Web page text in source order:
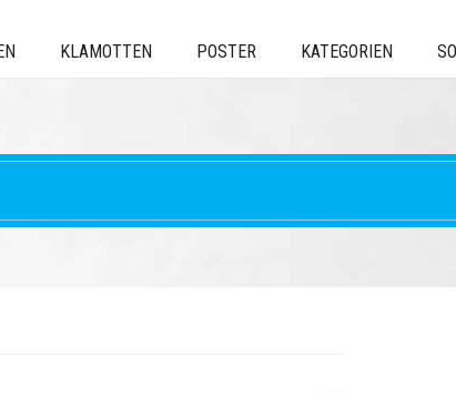
KLAMOTTEN POSTER KATEGORIEN